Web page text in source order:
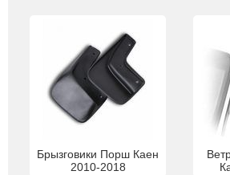
Брызговики Порш Каен
2010-2018